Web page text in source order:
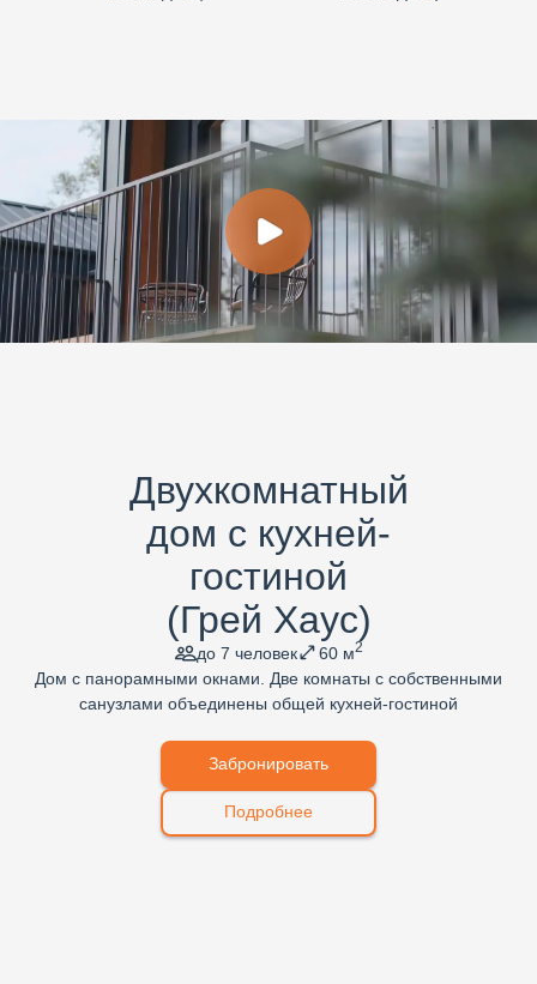
Двухкомнатный
дом с кухней-
гостиной
(Грей Хаус)
до 7 человек 60 м2
Дом с панорамными окнами. Две комнаты с собственными
санузлами объединены общей кухней-гостиной
Забронировать
Подробнее